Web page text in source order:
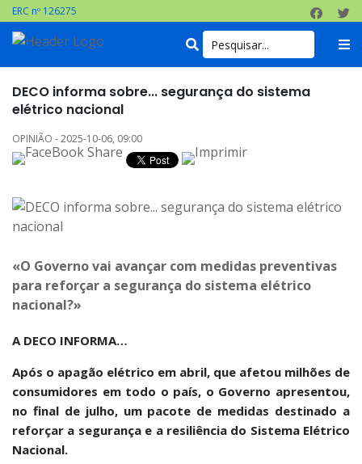
ERC nº 126275
DECO informa sobre... segurança do sistema
elétrico nacional
OPINIÃO - 2025-10-06, 09:00
«O Governo vai avançar com medidas preventivas
para reforçar a segurança do sistema elétrico
nacional?»
A DECO INFORMA…
Após o apagão elétrico em abril, que afetou milhões de
consumidores em todo o país, o Governo apresentou,
no final de julho, um pacote de medidas destinado a
reforçar a segurança e a resiliência do Sistema Elétrico
Nacional.